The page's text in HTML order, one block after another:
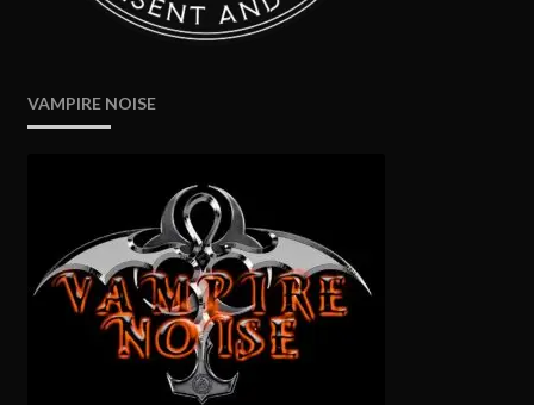
VAMPIRE NOISE